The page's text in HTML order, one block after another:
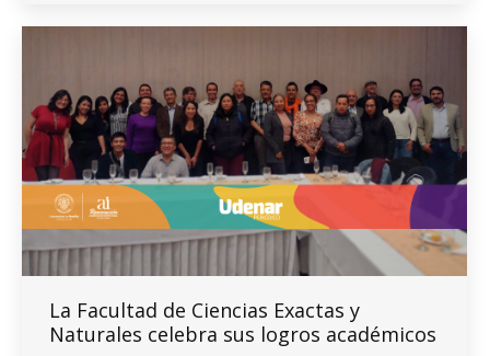
La Facultad de Ciencias Exactas y
Naturales celebra sus logros académicos